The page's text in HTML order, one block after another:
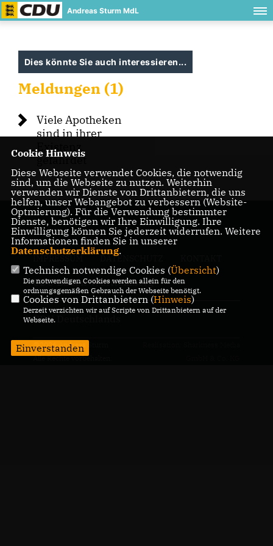
Andreas Sturm MdL
Dies könnte Sie auch interessieren...
Meldungen (1)
Viele Apotheken
sind in ihrer
Existenz
gefährdet
DATENSCHUTZ
CDU Baden-Württemberg
CDU Deutschlands
@2026 Andreas Sturm
Alle Rechte vorbehalten.
Cookie Hinweis
Diese Webseite verwendet Cookies, die notwendig
sind, um die Webseite zu nutzen. Weiterhin
verwenden wir Dienste von Drittanbietern, die uns
helfen, unser Webangebot zu verbessern (Website-
Optmierung). Für die Verwendung bestimmter
Dienste, benötigen wir Ihre Einwilligung. Ihre
Einwilligung können Sie jederzeit widerrufen. Weitere
Informationen finden Sie in unserer
Datenschutzerklärung.
Technisch notwendige Cookies (Übersicht)
Die notwendigen Cookies werden allein für den
ordnungsgemäßen Gebrauch der Webseite benötigt.
Cookies von Drittanbietern (Hinweis)
Derzeit verzichten wir auf Scripte von Drittanbietern auf der
Webseite.
Einverstanden